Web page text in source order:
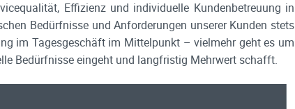
Effizienz und individuelle Kundenbetreuung in
Bedürfnisse und Anforderungen unserer Kunden stets
im Tagesgeschäft im Mittelpunkt – vielmehr geht es um
Bedürfnisse eingeht und langfristig Mehrwert schafft.